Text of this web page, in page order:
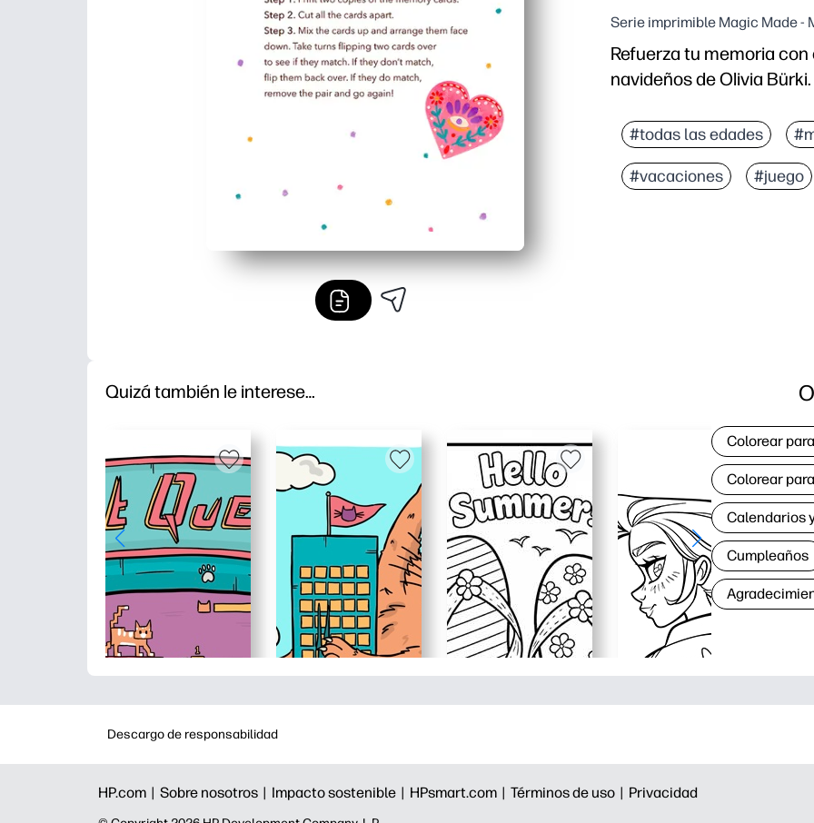
Serie imprimible Magic Made -
Refuerza tu memoria
navideños de Olivia Bürki.
Diversión sin
Desarrollas la
Puede usarlo para las
#todas las edades
#vacaciones #juego
Quizá también le interese…
Colorear
Colorear
Calendarios
Cumpleaños
Descargo de responsabilidad
HP.com | Sobre nosotros | Impacto sostenible | HPsmart.com | Términos de uso | Privacidad